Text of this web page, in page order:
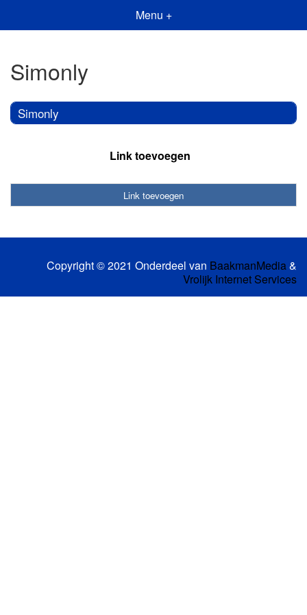
Menu +
Simonly
Simonly
Link toevoegen
Link toevoegen
Copyright © 2021 Onderdeel van BaakmanMedia&
Vrolijk Internet Services